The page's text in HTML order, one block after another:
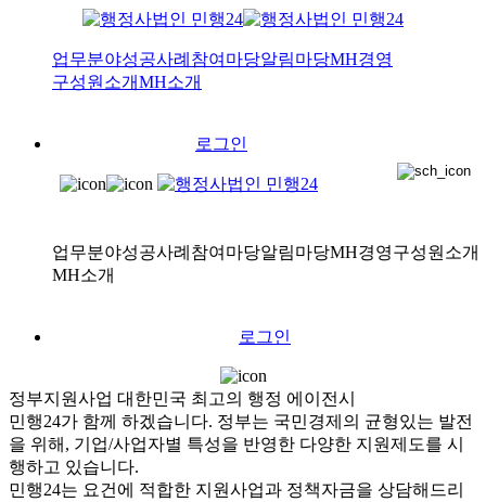
업무분야성공사례 참여마당알림마당MH경영
구성원소개MH소개
로그인
업무분야성공사례 참여마당알림마당MH경영구성원소개
MH소개
로그인
정부지원사업 대한민국 최고의 행정 에이전시
민행24가 함께 하겠습니다. 정부는 국민경제의 균형있는 발전
을 위해, 기업/사업자별 특성을 반영한 다양한 지원제도를 시
행하고 있습니다.
민행24는 요건에 적합한 지원사업과 정책자금을 상담해드리